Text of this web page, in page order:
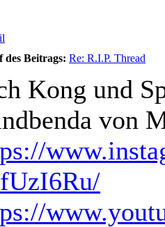
des Beitrags: Re: R.I.P. Thread
Kong und
von